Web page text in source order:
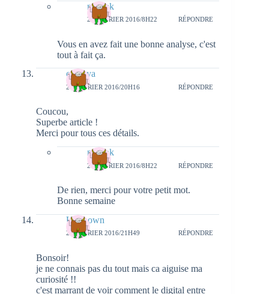
natieak
29 FÉVRIER 2016/8H22 RÉPONDRE
Vous en avez fait une bonne analyse, c'est
tout à fait ça.
cottleya
25 FÉVRIER 2016/20H16 RÉPONDRE
Coucou,
Superbe article !
Merci pour tous ces détails.
natieak
29 FÉVRIER 2016/8H22 RÉPONDRE
De rien, merci pour votre petit mot.
Bonne semaine
Unknown
25 FÉVRIER 2016/21H49 RÉPONDRE
Bonsoir!
je ne connais pas du tout mais ca aiguise ma
curiosité !!
c'est marrant de voir comment le digital entre